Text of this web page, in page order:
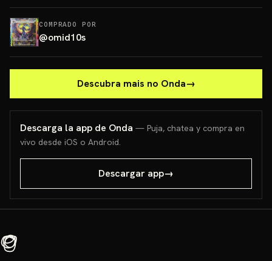
COMPRADO POR
@omid10s
Descubra mais no Onda→
Descarga la app de Onda — Puja, chatea y compra en
vivo desde iOS o Android.
Descargar app→